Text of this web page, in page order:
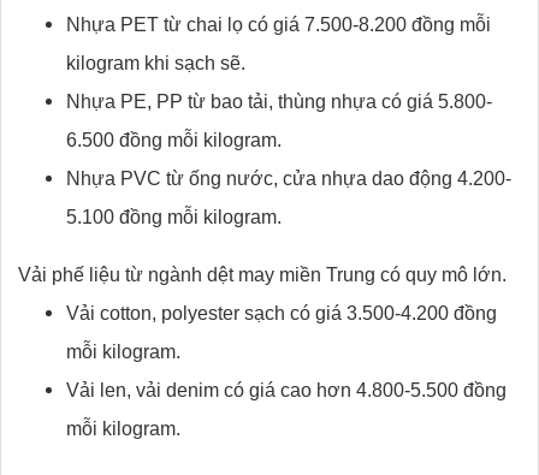
Nhựa PET từ chai lọ có giá 7.500-8.200 đồng mỗi
kilogram khi sạch sẽ.
Nhựa PE, PP từ bao tải, thùng nhựa có giá 5.800-
6.500 đồng mỗi kilogram.
Nhựa PVC từ ống nước, cửa nhựa dao động 4.200-
5.100 đồng mỗi kilogram.
Vải phế liệu từ ngành dệt may miền Trung có quy mô lớn.
Vải cotton, polyester sạch có giá 3.500-4.200 đồng
mỗi kilogram.
Vải len, vải denim có giá cao hơn 4.800-5.500 đồng
mỗi kilogram.